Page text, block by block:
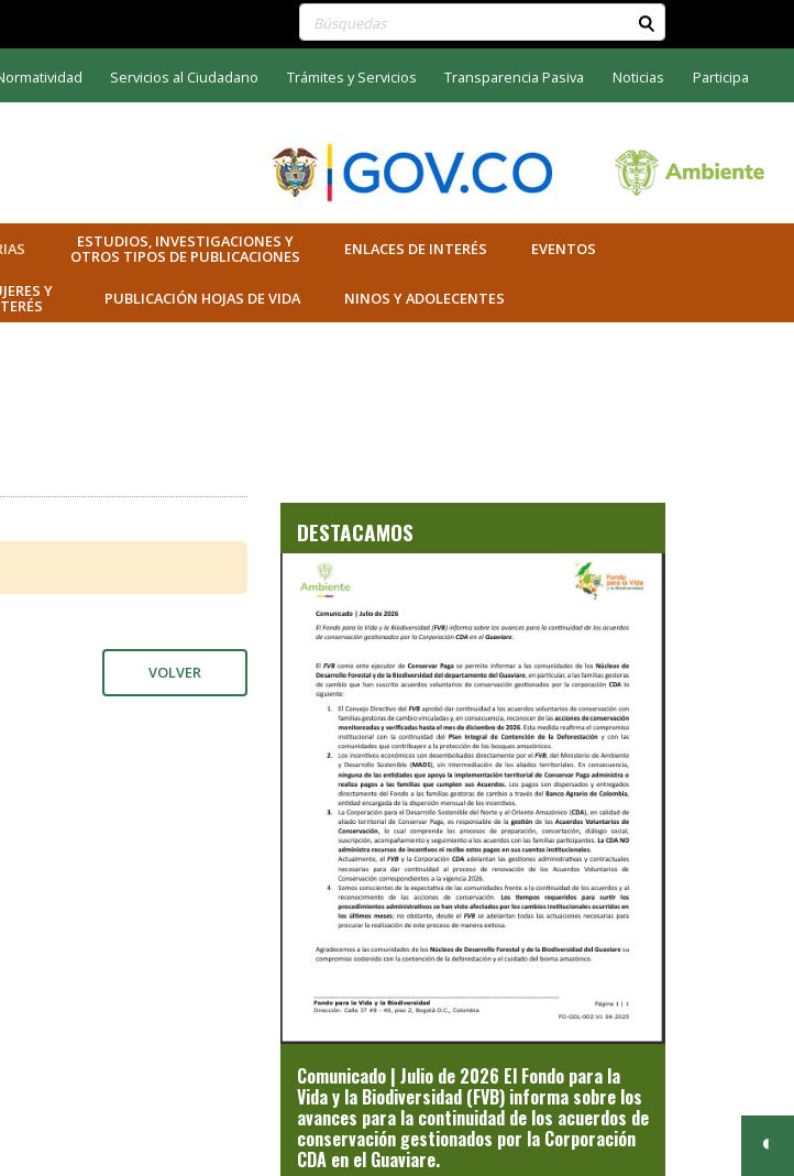
Buscar contenido en el sitio
Servicios al Ciudadano Trámites y Servicios Transparencia Pasiva Noticias Participa
ESTUDIOS, INVESTIGACIONES Y
OTROS TIPOS DE PUBLICACIONES ENLACES DE INTERÉS EVENTOS
Y PUBLICACIÓN HOJAS DE VIDA NINOS Y ADOLECENTES
VOLVER
DESTACAMOS
Comunicado | Julio de 2026 El Fondo para la
Vida y la Biodiversidad (FVB) informa sobre los
avances para la continuidad de los acuerdos de
conservación gestionados por la Corporación
CDA en el Guaviare.
Previous
Next